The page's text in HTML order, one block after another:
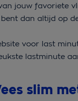
jouw favoriete
dan altijd op
voor last
lastminute
slim